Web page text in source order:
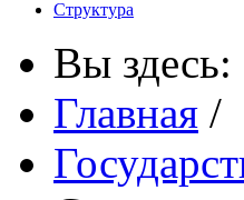
Структура
Вы здесь:
Главная /